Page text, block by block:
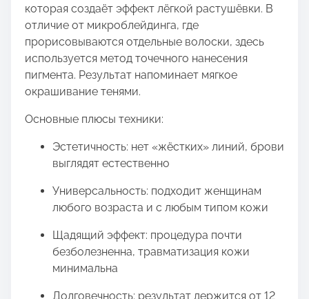
которая создаёт эффект лёгкой растушёвки. В
отличие от микроблейдинга, где
прорисовываются отдельные волоски, здесь
используется метод точечного нанесения
пигмента. Результат напоминает мягкое
окрашивание тенями.
Основные плюсы техники:
Эстетичность: нет «жёстких» линий, брови
выглядят естественно
Универсальность: подходит женщинам
любого возраста и с любым типом кожи
Щадящий эффект: процедура почти
безболезненна, травматизация кожи
минимальна
Долговечность: результат держится от 12